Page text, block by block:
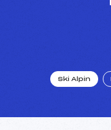
Ski Alpin